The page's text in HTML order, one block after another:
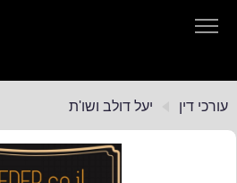
עורכי דיןעורכי דין יעל דולב ושו'ת